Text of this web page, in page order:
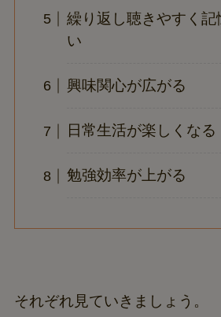
繰り返し聴きやすく記
い
興味関心が広がる
日常生活が楽しくなる
勉強効率が上がる
それぞれ見ていきましょう。